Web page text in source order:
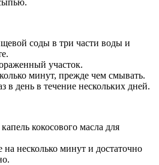
соды в три части воды и
участок.
минут, прежде чем смывать.
в день в течение нескольких дней.
кокосового масла для
на несколько минут и достаточно